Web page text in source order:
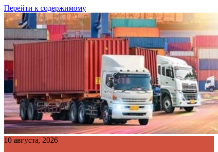
Перейти к содержимому
10 августа, 2026